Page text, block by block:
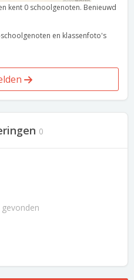
kent 0 schoolgenoten. Benieuwd
en klassenfoto's
0